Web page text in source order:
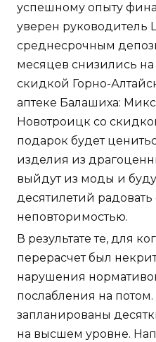
успешному опыту
уверен руководитель
среднесрочным
месяцев снизились на
скидкой Горно-
аптеке Балашиха:
Новотроицк со
подарок будет
изделия из
выйдут из моды и
десятилетий
неповторимостью.
В результате те, для
перерасчет был
нарушения
послабления на
запланированы
на высшем уровне.